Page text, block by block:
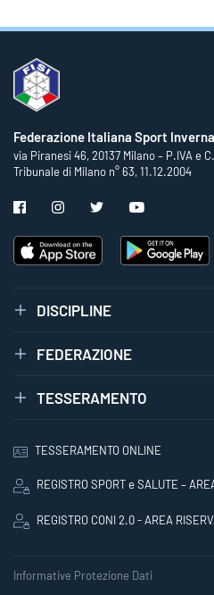
Federazione Italiana Sport
via Piranesi 46, 20137 Milano – P.IVA e
Tribunale di Milano n° 63, 11.12.2004
DISCIPLINE
FEDERAZIONE
TESSERAMENTO
TESSERAMENTO ONLINE
REGISTRO SPORT e SALUTE –
REGISTRO CONI 2.0 - AREA
Informative Protezione Dati